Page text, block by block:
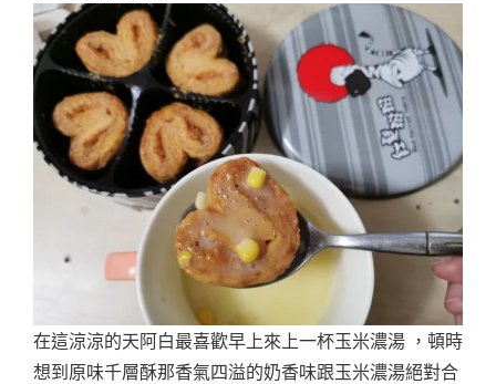
在這涼涼的天阿白最喜歡早上來上一杯玉米濃湯 ，頓時
想到原味千層酥那香氣四溢的奶香味跟玉米濃湯絕對合